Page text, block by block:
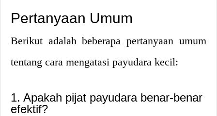
Pertanyaan Umum
Berikut adalah beberapa pertanyaan umum
tentang cara mengatasi payudara kecil:
1. Apakah pijat payudara benar-benar
efektif?